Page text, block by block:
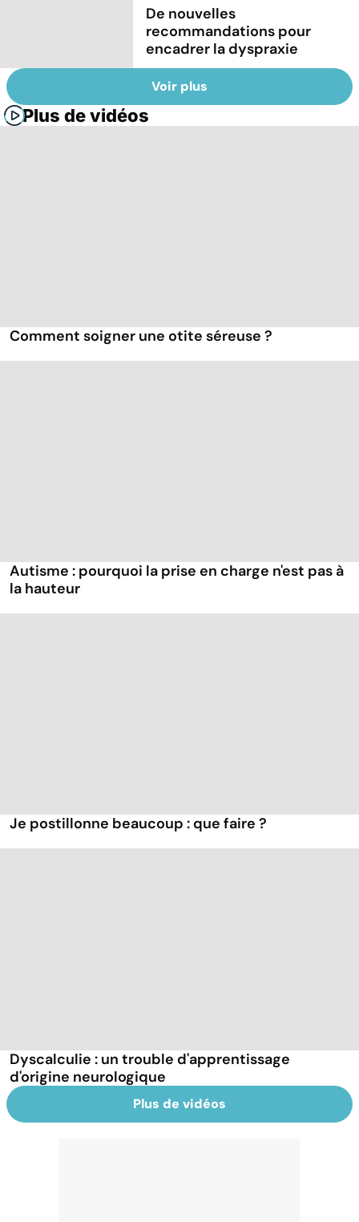
De nouvelles
recommandations pour
encadrer la dyspraxie
Voir plus
Plus de vidéos
Comment soigner une otite séreuse ?
Autisme : pourquoi la prise en charge n'est pas à
la hauteur
Je postillonne beaucoup : que faire ?
Dyscalculie : un trouble d'apprentissage
d'origine neurologique
Plus de vidéos